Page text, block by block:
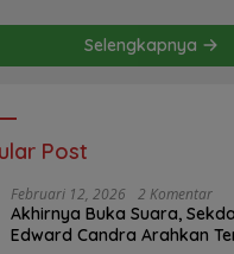
Kecamatan
Selengkapnya
Post
Februari 12, 2026 2 Komentar
Akhirnya Buka Suara,
Edward Candra Arahkan